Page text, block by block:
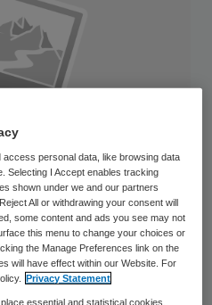
haar zorgen aan
knelpunten rondom
personal data, like browsing data
Selecting I Accept enables tracking
shown under we and our partners
All or withdrawing your consent will
some content and ads you see may not
this menu to change your choices or
the Manage Preferences link on the
will have effect within our Website. For
Privacy Statement
essential and statistical cookies,